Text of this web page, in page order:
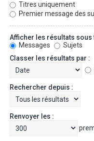
Titres uniquement
Premier message des
Afficher les résultats sous
Messages
Sujets
Classer les résultats par :
Rechercher depuis :
Renvoyer les :